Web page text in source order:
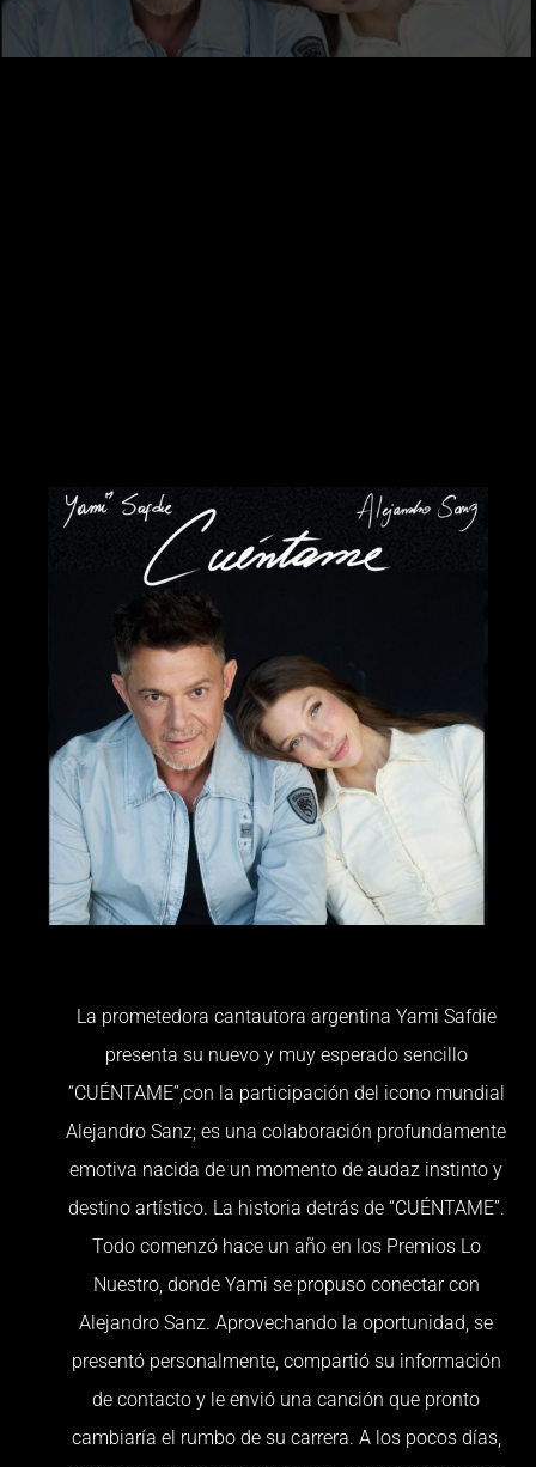
La prometedora cantautora argentina Yami Safdie
presenta su nuevo y muy esperado sencillo
“CUÉNTAME”,con la participación del icono mundial
Alejandro Sanz; es una colaboración profundamente
emotiva nacida de un momento de audaz instinto y
destino artístico. La historia detrás de “CUÉNTAME”.
Todo comenzó hace un año en los Premios Lo
Nuestro, donde Yami se propuso conectar con
Alejandro Sanz. Aprovechando la oportunidad, se
presentó personalmente, compartió su información
de contacto y le envió una canción que pronto
cambiaría el rumbo de su carrera. A los pocos días,